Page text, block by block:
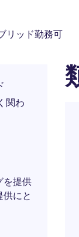
リッド勤務可
関わ
を提供
にと